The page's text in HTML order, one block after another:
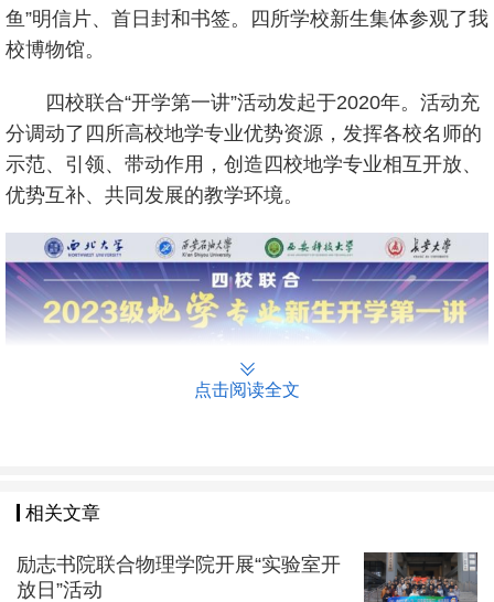
鱼”明信片、首日封和书签。四所学校新生集体参观了我
校博物馆。
四校联合“开学第一讲”活动发起于2020年。活动充
分调动了四所高校地学专业优势资源，发挥各校名师的
示范、引领、带动作用，创造四校地学专业相互开放、
优势互补、共同发展的教学环境。
点击阅读全文
相关文章
励志书院联合物理学院开展“实验室开
放日”活动